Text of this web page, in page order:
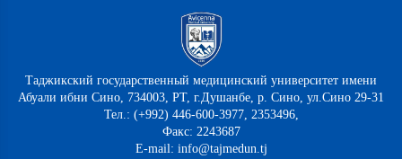
Таджикский государственный медицинский университет имени
Абуали ибни Сино, 734003, РТ, г.Душанбе, р. Сино, ул.Сино 29-31
Тел.: (+992) 446-600-3977, 2353496,
Факс: 2243687
E-mail: info@tajmedun.tj